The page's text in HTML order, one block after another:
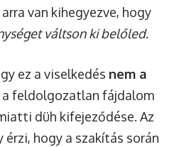
van kihegyezve, hogy
váltson ki belőled.
ez a viselkedés nem a
a feldolgozatlan fájdalom
düh kifejeződése. Az
érzi, hogy a szakítás során